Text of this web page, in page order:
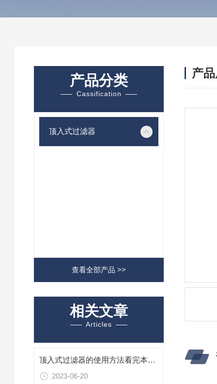
产品分类
Cassification
顶入式过滤器
查看全部产品 >>
相关文章
Articles
顶入式过滤器的使用方法看完本篇你就知道了
2023-06-20
产